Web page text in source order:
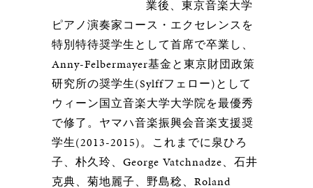
業後、東京音楽大学
ピアノ演奏家コース・エクセレンスを
特別特待奨学生として首席で卒業し、
Anny-Felbermayer基金と東京財団政策
研究所の奨学生(Sylffフェロー)として
ウィーン国立音楽大学大学院を最優秀
で修了。ヤマハ音楽振興会音楽支援奨
学生(2013-2015)。これまでに泉ひろ
子、朴久玲、George Vatchnadze、石井
克典、菊地麗子、野島稔、Roland